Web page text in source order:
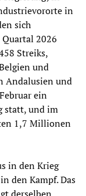
in
sich
2026
Streiks,
und
Andalusien und
ein
statt, und im
1,7 Millionen
in den Krieg
den Kampf. Das